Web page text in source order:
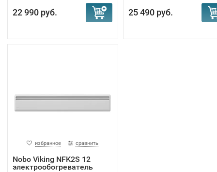
22 990 руб. 25 490 руб.
избранное сравнить
Nobo Viking NFK2S 12
электрообогреватель